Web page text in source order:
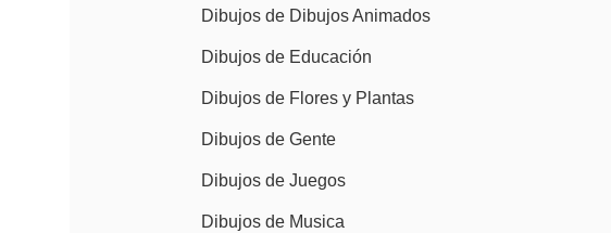
Dibujos de Dibujos Animados
Dibujos de Educación
Dibujos de Flores y Plantas
Dibujos de Gente
Dibujos de Juegos
Dibujos de Musica